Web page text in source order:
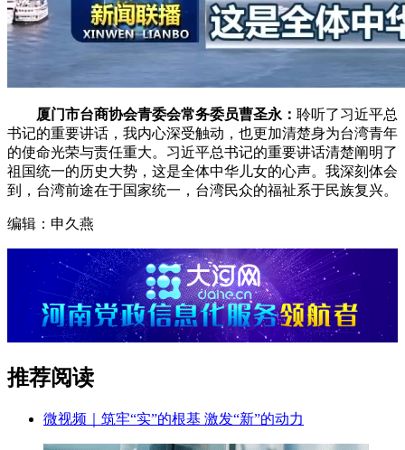
厦门市台商协会青委会常务委员曹圣永： 聆听了习近平总
书记的重要讲话，我内心深受触动，也更加清楚身为台湾青年
的使命光荣与责任重大。习近平总书记的重要讲话清楚阐明了
祖国统一的历史大势，这是全体中华儿女的心声。我深刻体会
到，台湾前途在于国家统一，台湾民众的福祉系于民族复兴。
编辑：申久燕
推荐阅读
微视频｜筑牢“实”的根基 激发“新”的动力